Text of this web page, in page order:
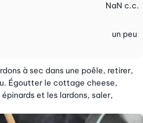
NaN c.c.
un peu
à sec dans une poêle, retirer,
Égoutter le cottage cheese,
et les lardons, saler,